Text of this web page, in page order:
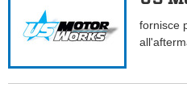
fornisce